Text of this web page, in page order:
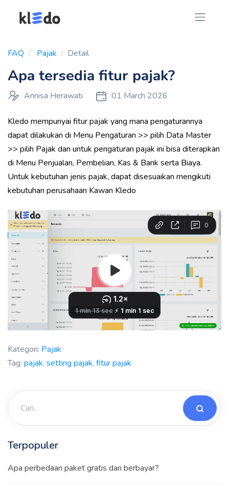
FAQ Pajak Detail
Apa tersedia fitur pajak?
Annisa Herawati 01 March 2026
Kledo mempunyai fitur pajak yang mana pengaturannya
dapat dilakukan di Menu Pengaturan >> pilih Data Master
>> pilih Pajak dan untuk pengaturan pajak ini bisa diterapkan
di Menu Penjualan, Pembelian, Kas & Bank serta Biaya.
Untuk kebutuhan jenis pajak, dapat disesuaikan mengikuti
kebutuhan perusahaan Kawan Kledo
Kategori: Pajak
Tag: pajak, setting pajak, fitur pajak
Terpopuler
Apa perbedaan paket gratis dan berbayar?